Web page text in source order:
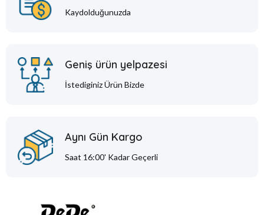
Kaydolduğunuzda
Geniş ürün yelpazesi
İstediginiz Ürün Bizde
Aynı Gün Kargo
Saat 16:00' Kadar Geçerli